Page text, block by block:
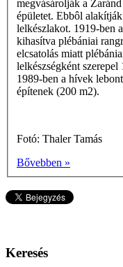
megvásárolják a
épületet. Ebbôl
lelkészlakot. 1919-ben
kihasítva plébániai
elcsatolás miatt
lelkészségként
1989-ben a hívek
építenek (200 m2).
Fotó: Thaler Tamás
Bővebben »
Keresés